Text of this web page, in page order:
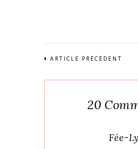
ARTICLE PRÉCÉDENT
20
Fée-